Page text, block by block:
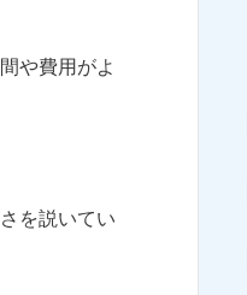
や費用がよ
を説いてい